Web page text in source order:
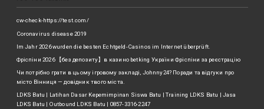
cw-check-https://test.com/
Coronavirus disease 2019
Im Jahr 2026 wurden die besten Echtgeld-Casinos im Internet überprüft.
Фріспіни 2026 【без депозиту】в казино betking України ️Фріспіни за реєстрацію
Чи потрібно грати в цьому ігровому закладі, Johnny24? Поради та відгуки про
місто Вінниця — довідник твого міста.
LDKS Batu | Latihan Dasar Kepemimpinan Siswa Batu | Training LDKS Batu | Jasa
LDKS Batu | Outbound LDKS Batu | 0857-3316-2247